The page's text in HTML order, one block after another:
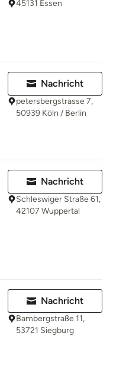
45131 Essen
Nachricht
petersbergstrasse 7,
50939 Köln / Berlin
Nachricht
Schleswiger Straße 61,
42107 Wuppertal
Nachricht
Bambergstraße 11,
53721 Siegburg